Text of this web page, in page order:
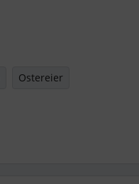
Ostereier